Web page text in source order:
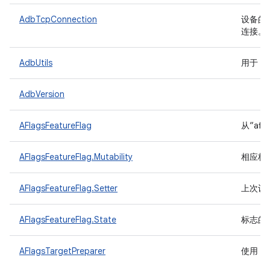
AdbTcpConnection
设备的
连接。
AdbUtils 用于
AdbVersion
AFlagsFeatureFlag 从
AFlagsFeatureFlag.Mutability 相应标
AFlagsFeatureFlag.Setter 上次设
AFlagsFeatureFlag.State 标志的
AFlagsTargetPreparer 使用